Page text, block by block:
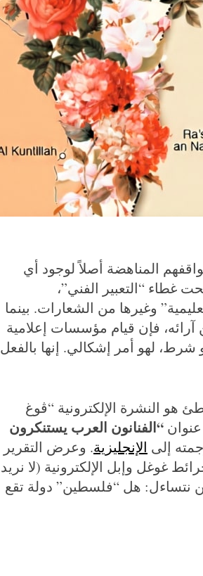
المناهضة أصلاً لوجود أي
غطاء “التعبير الفني”،
وغيرها من الشعارات. بينما
فإن قيام مؤسسات إعلامية
لهو أمر إشكالي. إنها بالفعل
هو النشرة الإلكترونية “ڤوغ
“الفنانون العرب يستنكرون
إلى الإنجليزية. وعرض التقرير
غوغل وإبل الإلكترونية (لا نريد
نتساءل: هل “فلسطين” دولة تقع